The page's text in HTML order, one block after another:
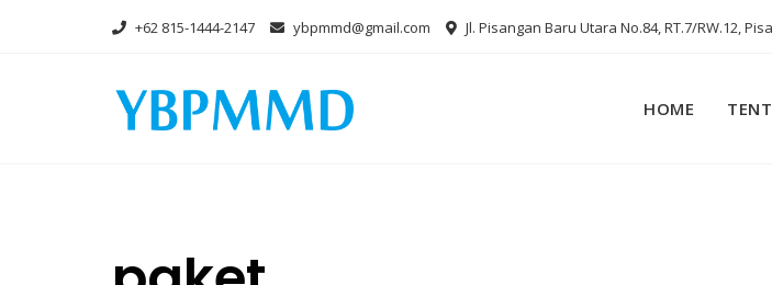
+62 815-1444-2147 ybpmmd@gmail.com Jl. Pisangan Baru Utara No.84, RT.7/RW.12,
HOME